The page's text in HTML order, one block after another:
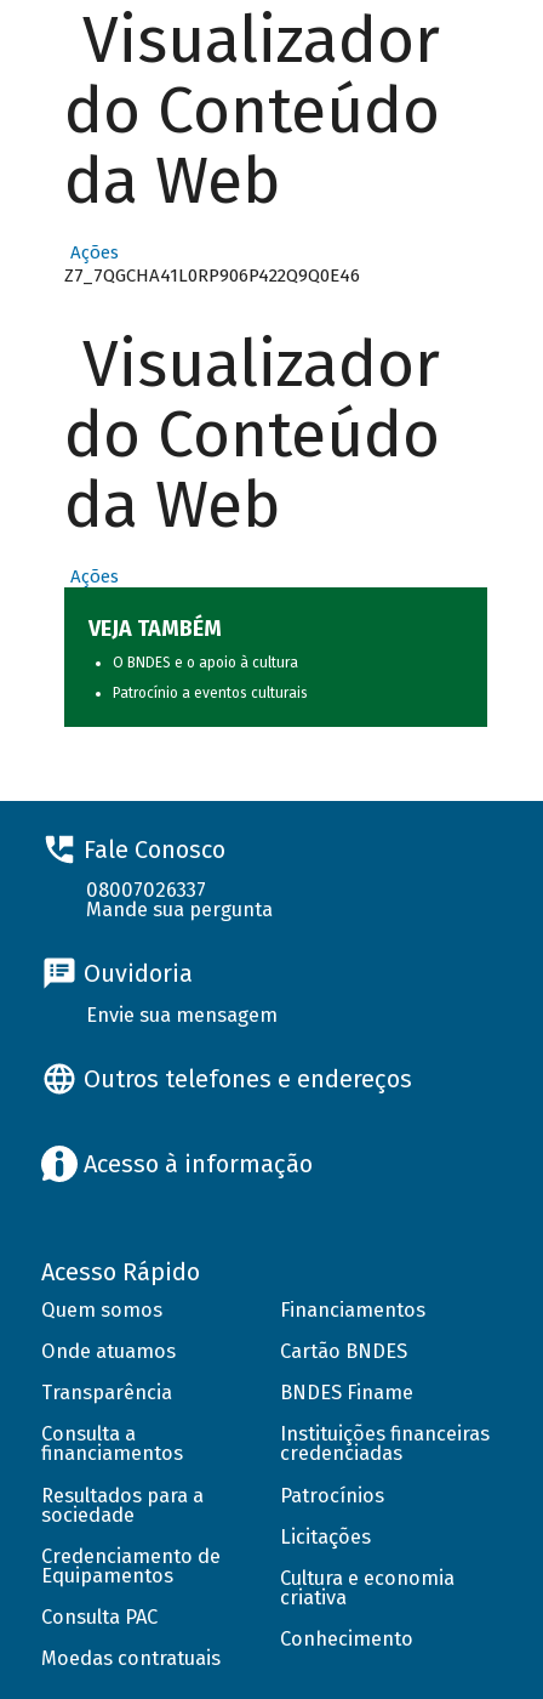
Visualizador
do Conteúdo
da Web
Ações
Z7_7QGCHA41L0RP906P422Q9Q0E46
Visualizador
do Conteúdo
da Web
Ações
VEJA TAMBÉM
O BNDES e o apoio à cultura
Patrocínio a eventos culturais
Fale Conosco
08007026337
Mande sua pergunta
Ouvidoria
Envie sua mensagem
Outros telefones e endereços
Acesso à informação
Acesso Rápido
Quem somos
Onde atuamos
Transparência
Consulta a
financiamentos
Resultados para a
sociedade
Credenciamento de
Equipamentos
Consulta PAC
Moedas contratuais
Financiamentos
Cartão BNDES
BNDES Finame
Instituições financeiras
credenciadas
Patrocínios
Licitações
Cultura e economia
criativa
Conhecimento